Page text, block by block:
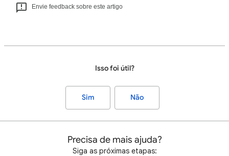
Envie feedback sobre este artigo
Isso foi útil?
Sim Não
Precisa de mais ajuda?
Siga as próximas etapas: